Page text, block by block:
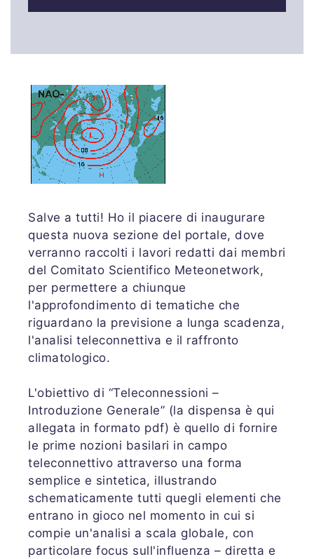
Salve a tutti! Ho il piacere di inaugurare
questa nuova sezione del portale, dove
verranno raccolti i lavori redatti dai membri
del Comitato Scientifico Meteonetwork,
per permettere a chiunque
l'approfondimento di tematiche che
riguardano la previsione a lunga scadenza,
l'analisi teleconnettiva e il raffronto
climatologico.
L'obiettivo di “Teleconnessioni –
Introduzione Generale” (la dispensa è qui
allegata in formato pdf) è quello di fornire
le prime nozioni basilari in campo
teleconnettivo attraverso una forma
semplice e sintetica, illustrando
schematicamente tutti quegli elementi che
entrano in gioco nel momento in cui si
compie un'analisi a scala globale, con
particolare focus sull'influenza – diretta e